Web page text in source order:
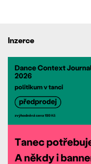
Inzerce